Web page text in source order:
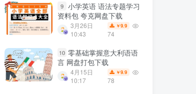
9 小学英语 语法专题学习
资料包 夸克网盘下载
3月26日
10:43
￥9.9
74
10 零基础掌握意大利语语
言 网盘打包下载
4月15日
10:17
￥9.9
78